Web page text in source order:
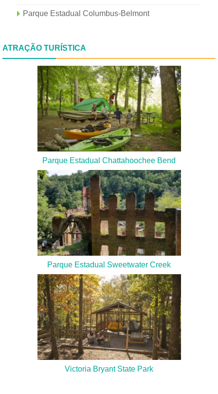
Parque Estadual Columbus-Belmont
ATRAÇÃO TURÍSTICA
Parque Estadual Chattahoochee Bend
Parque Estadual Sweetwater Creek
Victoria Bryant State Park